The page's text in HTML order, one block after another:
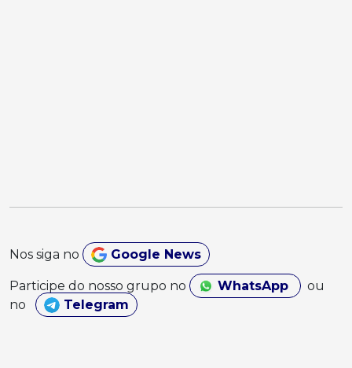
Nos siga no Google News
Participe do nosso grupo no WhatsApp
ou
no
Telegram